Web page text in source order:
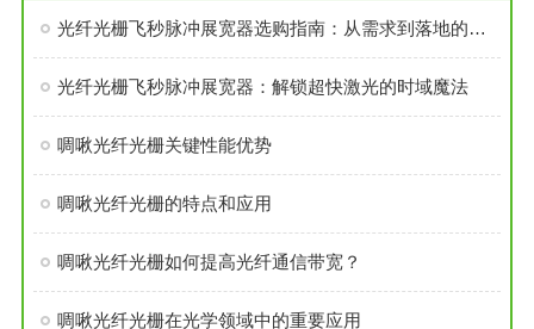
光纤光栅飞秒脉冲展宽器选购指南：从需求到落地的关键考量
光纤光栅飞秒脉冲展宽器：解锁超快激光的时域魔法
啁啾光纤光栅关键性能优势
啁啾光纤光栅的特点和应用
啁啾光纤光栅如何提高光纤通信带宽？
啁啾光纤光栅在光学领域中的重要应用